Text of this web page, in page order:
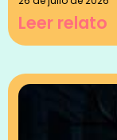
Leer relato